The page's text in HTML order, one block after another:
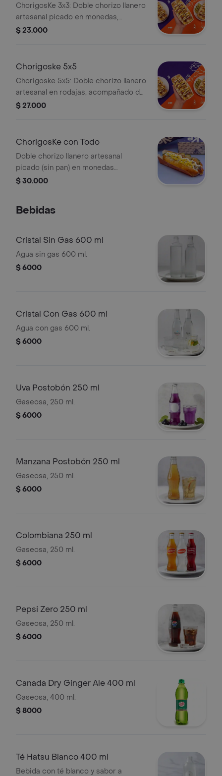
ChorigosKe 3x3: Doble chorizo llanero
artesanal picado en monedas,
acompañado de 3 toppings y 3 salsas
$ 23.000
Chorigoske 5x5
Chorigoske 5x5: Doble chorizo llanero
artesanal en rodajas, acompañado de
5 toppings y 5 salsas a elección.
$ 27.000
ChorigosKe con Todo
Doble chorizo llanero artesanal
picado (sin pan) en monedas
acompañado de los toppings y las
$ 30.000
Bebidas
Cristal Sin Gas 600 ml
Agua sin gas 600 ml.
$ 6000
Cristal Con Gas 600 ml
Agua con gas 600 ml.
$ 6000
Uva Postobón 250 ml
Gaseosa, 250 ml.
$ 6000
Manzana Postobón 250 ml
Gaseosa, 250 ml.
$ 6000
Colombiana 250 ml
Gaseosa, 250 ml.
$ 6000
Pepsi Zero 250 ml
Gaseosa, 250 ml.
$ 6000
Canada Dry Ginger Ale 400 ml
Gaseosa, 400 ml.
$ 8000
Té Hatsu Blanco 400 ml
Bebida con té blanco y sabor a